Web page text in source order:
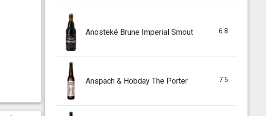
Anosteké Brune Imperial Smout 6.8
Anspach & Hobday The Porter 7.5